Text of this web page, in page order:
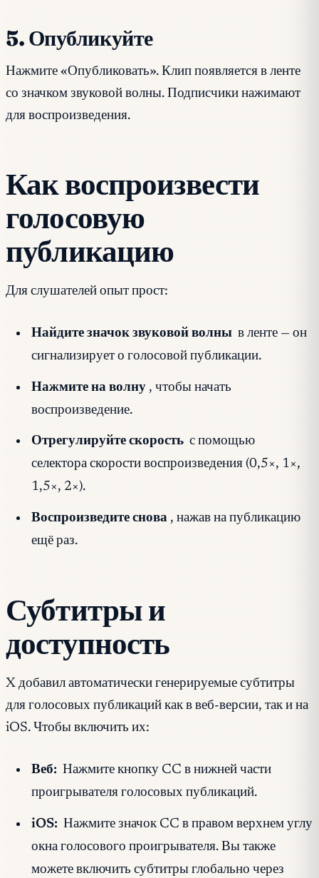
5. Опубликуйте
Нажмите «Опубликовать». Клип появляется в ленте
со значком звуковой волны. Подписчики нажимают
для воспроизведения.
Как воспроизвести
голосовую
публикацию
Для слушателей опыт прост:
Найдите значок звуковой волны в ленте — он
сигнализирует о голосовой публикации.
Нажмите на волну , чтобы начать
воспроизведение.
Отрегулируйте скорость с помощью
селектора скорости воспроизведения (0,5×, 1×,
1,5×, 2×).
Воспроизведите снова , нажав на публикацию
ещё раз.
Субтитры и
доступность
X добавил автоматически генерируемые субтитры
для голосовых публикаций как в веб-версии, так и на
iOS. Чтобы включить их:
Веб: Нажмите кнопку CC в нижней части
проигрывателя голосовых публикаций.
iOS: Нажмите значок CC в правом верхнем углу
окна голосового проигрывателя. Вы также
можете включить субтитры глобально через